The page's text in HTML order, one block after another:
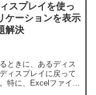
スプレイを使っ
ケーションを表示
解決
ときに、あるディス
ィスプレイに戻って
特に、Excelファイル